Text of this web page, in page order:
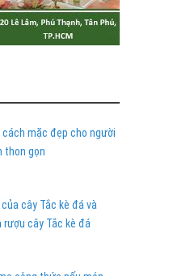
mặc đẹp cho người
thon gọn
cây Tắc kè đá và
rượu cây Tắc kè đá